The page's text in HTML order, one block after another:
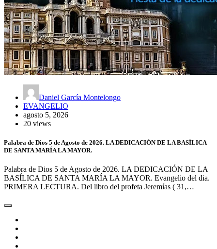
Daniel García Montelongo
EVANGELIO
agosto 5, 2026
20 views
Palabra de Dios 5 de Agosto de 2026. LA DEDICACIÓN DE LA BASÍLICA
DE SANTA MARÍA LA MAYOR.
Palabra de Dios 5 de Agosto de 2026. LA DEDICACIÓN DE LA
BASÍLICA DE SANTA MARÍA LA MAYOR. Evangelio del dia.
PRIMERA LECTURA. Del libro del profeta Jeremías ( 31,…